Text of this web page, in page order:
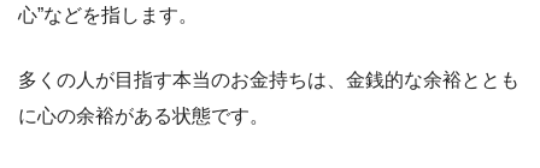
心”などを指します。
多くの人が目指す本当のお金持ちは、金銭的な余裕ととも
に心の余裕がある状態です。